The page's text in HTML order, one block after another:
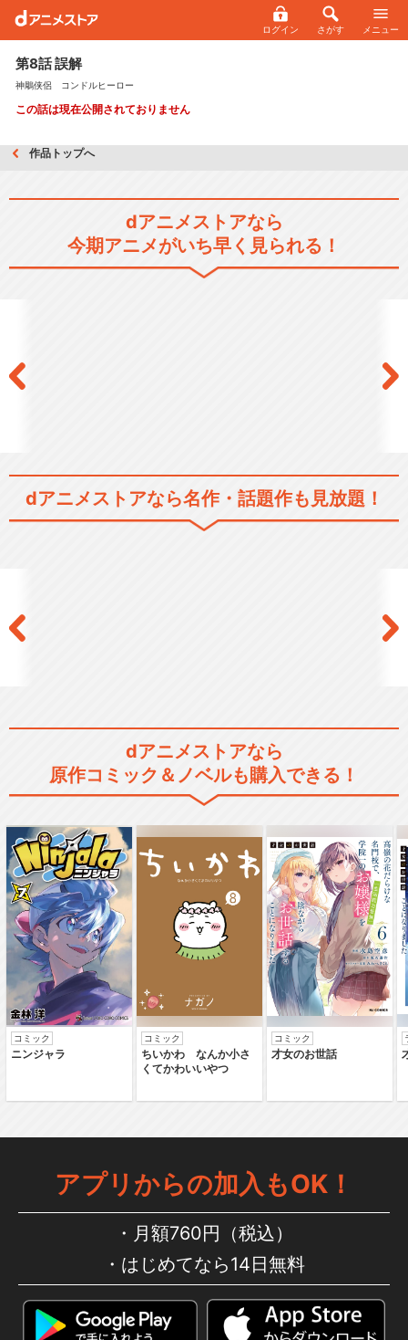
ログイン さがす メニュー
第8話 誤解
神鵰侠侶 コンドルヒーロー
この話は現在公開されておりません
作品トップへ
dアニメストアなら
今期アニメがいち早く見られる！
dアニメストアなら名作・話題作も見放題！
dアニメストアなら
原作コミック＆ノベルも購入できる！
コミック
ニンジャラ
コミック
ちいかわ なんか小さ
くてかわいいやつ
コミック
才女のお世話
アプリからの加入もOK！
月額760円（税込）
はじめてなら14日無料